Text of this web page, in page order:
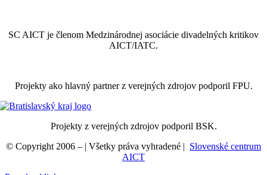
SC AICT je členom Medzinárodnej asociácie divadelných kritikov
AICT/IATC.
Projekty ako hlavný partner z verejných zdrojov podporil FPU.
Projekty z verejných zdrojov podporil BSK.
© Copyright 2006 – | Všetky práva vyhradené | Slovenské centrum
AICT